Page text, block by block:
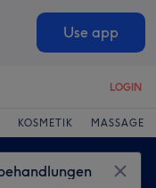
Use app
LOGIN
KOSMETIK MASSAGE